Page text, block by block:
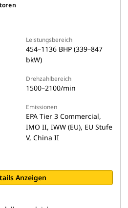
Leistungsbereich
454–1136 BHP (339–847
bkW)
Drehzahlbereich
1500–2100/min
Emissionen
EPA Tier 3 Commercial,
IMO II, IWW (EU), EU Stufe
V, China II
Anzeigen